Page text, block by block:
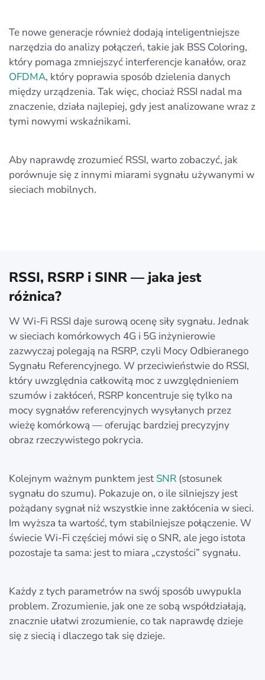
Te nowe generacje również dodają inteligentniejsze
narzędzia do analizy połączeń, takie jak BSS Coloring,
który pomaga zmniejszyć interferencje kanałów, oraz
OFDMA, który poprawia sposób dzielenia danych
między urządzenia. Tak więc, chociaż RSSI nadal ma
znaczenie, działa najlepiej, gdy jest analizowane wraz z
tymi nowymi wskaźnikami.
Aby naprawdę zrozumieć RSSI, warto zobaczyć, jak
porównuje się z innymi miarami sygnału używanymi w
sieciach mobilnych.
RSSI, RSRP i SINR — jaka jest
różnica?
W Wi-Fi RSSI daje surową ocenę siły sygnału. Jednak
w sieciach komórkowych 4G i 5G inżynierowie
zazwyczaj polegają na RSRP, czyli Mocy Odbieranego
Sygnału Referencyjnego. W przeciwieństwie do RSSI,
który uwzględnia całkowitą moc z uwzględnieniem
szumów i zakłóceń, RSRP koncentruje się tylko na
mocy sygnałów referencyjnych wysyłanych przez
wieżę komórkową — oferując bardziej precyzyjny
obraz rzeczywistego pokrycia.
Kolejnym ważnym punktem jest SNR (stosunek
sygnału do szumu). Pokazuje on, o ile silniejszy jest
pożądany sygnał niż wszystkie inne zakłócenia w sieci.
Im wyższa ta wartość, tym stabilniejsze połączenie. W
świecie Wi-Fi częściej mówi się o SNR, ale jego istota
pozostaje ta sama: jest to miara „czystości” sygnału.
Każdy z tych parametrów na swój sposób uwypukla
problem. Zrozumienie, jak one ze sobą współdziałają,
znacznie ułatwi zrozumienie, co tak naprawdę dzieje
się z siecią i dlaczego tak się dzieje.